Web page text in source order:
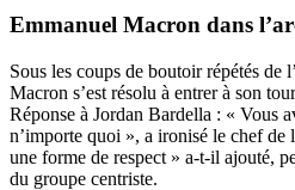
Emmanuel Macron dans l’ar
Sous les coups de boutoir répétés de l’
Macron s’est résolu à entrer à son
Réponse à Jordan Bardella : « Vous
n’importe quoi », a ironisé le chef de
une forme de respect » a-t-il ajouté,
du groupe centriste.